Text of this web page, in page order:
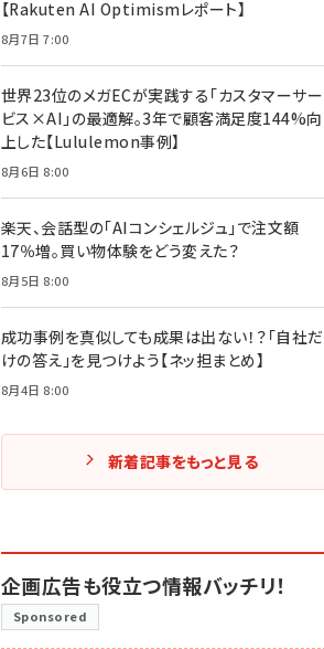
【Rakuten AI Optimismレポート】
8月7日 7:00
世界23位のメガECが実践する「カスタマーサー
ビス×AI」の最適解。3年で顧客満足度144%向
上した【Lululemon事例】
8月6日 8:00
楽天、会話型の「AIコンシェルジュ」で注文額
17％増。買い物体験をどう変えた？
8月5日 8:00
成功事例を真似しても成果は出ない！？「自社だ
けの答え」を見つけよう【ネッ担まとめ】
8月4日 8:00
新着記事をもっと見る
企画広告も役立つ情報バッチリ！
Sponsored